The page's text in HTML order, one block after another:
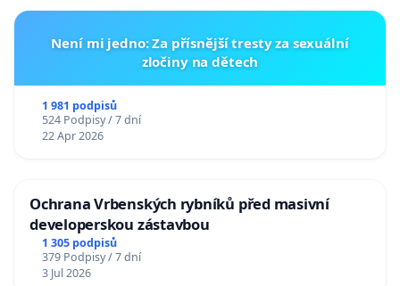
Není mi jedno: Za přísnější tresty za sexuální
zločiny na dětech
1 981 podpisů
524 Podpisy / 7 dní
22 Apr 2026
Ochrana Vrbenských rybníků před masivní
developerskou zástavbou
1 305 podpisů
379 Podpisy / 7 dní
3 Jul 2026